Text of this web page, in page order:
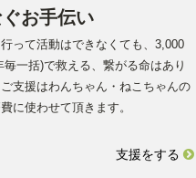
お手伝い
って活動はできなくても、3,000
毎一括)で救える、繋がる命はあり
支援はわんちゃん・ねこちゃんの
に使わせて頂きます。
支援をする